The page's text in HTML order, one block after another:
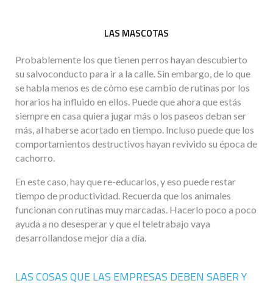
LAS MASCOTAS
Probablemente los que tienen perros hayan descubierto
su salvoconducto para ir a la calle. Sin embargo, de lo que
se habla menos es de cómo ese cambio de rutinas por los
horarios ha influido en ellos. Puede que ahora que estás
siempre en casa quiera jugar más o los paseos deban ser
más, al haberse acortado en tiempo. Incluso puede que los
comportamientos destructivos hayan revivido su época de
cachorro.
En este caso, hay que re-educarlos, y eso puede restar
tiempo de productividad. Recuerda que los animales
funcionan con rutinas muy marcadas. Hacerlo poco a poco
ayuda a no desesperar y que el teletrabajo vaya
desarrollandose mejor día a día.
LAS COSAS QUE LAS EMPRESAS DEBEN SABER Y